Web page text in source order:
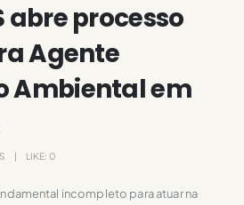
abre processo
Agente
Ambiental em
LIKE: 0
incompleto para atuar na